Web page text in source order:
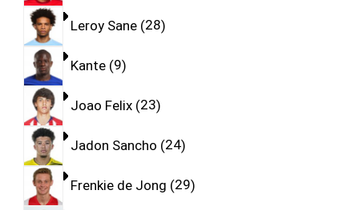
Leroy Sane 28
Kante 9
Joao Felix 23
Jadon Sancho 24
Frenkie de Jong 29